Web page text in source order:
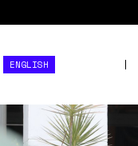
ENGLISH